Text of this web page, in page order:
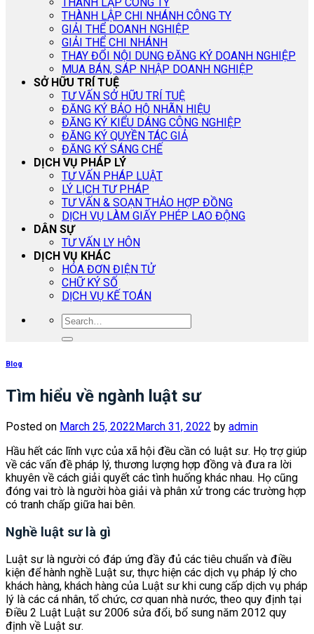
THÀNH LẬP CHI NHÁNH CÔNG TY
GIẢI THỂ DOANH NGHIỆP
GIẢI THỂ CHI NHÁNH
THAY ĐỔI NỘI DUNG ĐĂNG KÝ DOANH NGHIỆP
MUA BÁN, SÁP NHẬP DOANH NGHIỆP
SỞ HỮU TRÍ TUỆ
TƯ VẤN SỞ HỮU TRÍ TUỆ
ĐĂNG KÝ BẢO HỘ NHÃN HIỆU
ĐĂNG KÝ KIỂU DÁNG CÔNG NGHIỆP
ĐĂNG KÝ QUYỀN TÁC GIẢ
ĐĂNG KÝ SÁNG CHẾ
DỊCH VỤ PHÁP LÝ
TƯ VẤN PHÁP LUẬT
LÝ LỊCH TƯ PHÁP
TƯ VẤN & SOẠN THẢO HỢP ĐỒNG
DỊCH VỤ LÀM GIẤY PHÉP LAO ĐỘNG
DÂN SỰ
TƯ VẤN LY HÔN
DỊCH VỤ KHÁC
HÓA ĐƠN ĐIỆN TỬ
CHỮ KÝ SỐ
DỊCH VỤ KẾ TOÁN
Blog
Tìm hiểu về ngành luật sư
Posted on March 25, 2022March 31, 2022 by admin
Hầu hết các lĩnh vực của xã hội đều cần có luật sư. Họ trợ giúp
về các vấn đề pháp lý, thương lượng hợp đồng và đưa ra lời
khuyên về cách giải quyết các tình huống khác nhau. Họ cũng
đóng vai trò là người hòa giải và phân xử trong các trường hợp
có tranh chấp giữa hai bên.
Nghề luật sư là gì
Luật sư là người có đáp ứng đầy đủ các tiêu chuẩn và điều
kiện để hành nghề Luật sư, thực hiện các dịch vụ pháp lý cho
khách hàng, khách hàng của Luật sư khi cung cấp dịch vụ pháp
lý là các cá nhân, tổ chức, cơ quan nhà nước, theo quy định tại
Điều 2 Luật Luật sư 2006 sửa đổi, bổ sung năm 2012 quy
định về Luật sư.